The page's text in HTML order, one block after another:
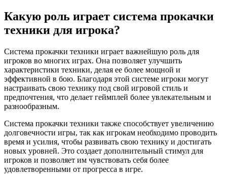
Какую роль играет система прокачки
техники для игрока?
Система прокачки техники играет важнейшую роль для
игроков во многих играх. Она позволяет улучшить
характеристики техники, делая ее более мощной и
эффективной в бою. Благодаря этой системе игроки могут
настраивать свою технику под свой игровой стиль и
предпочтения, что делает геймплей более увлекательным и
разнообразным.
Система прокачки техники также способствует увеличению
долговечности игры, так как игрокам необходимо проводить
время и усилия, чтобы развивать свою технику и достигать
новых уровней. Это создает дополнительный стимул для
игроков и позволяет им чувствовать себя более
удовлетворенными от прогресса в игре.